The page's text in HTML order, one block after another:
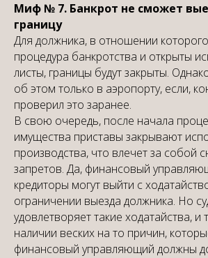
Миф № 7. Банкрот не сможет
границу
Для должника, в отношении
процедура банкротства и открыты
листы, границы будут закрыты.
об этом только в аэропорту, если,
проверил это заранее.
В свою очередь, после начала
имущества приставы закрывают
производства, что влечет за собой
запретов. Да, финансовый
кредиторы могут выйти с
ограничении выезда должника. Но
удовлетворяет такие ходатайства, и
наличии веских на то причин,
финансовый управляющий должны